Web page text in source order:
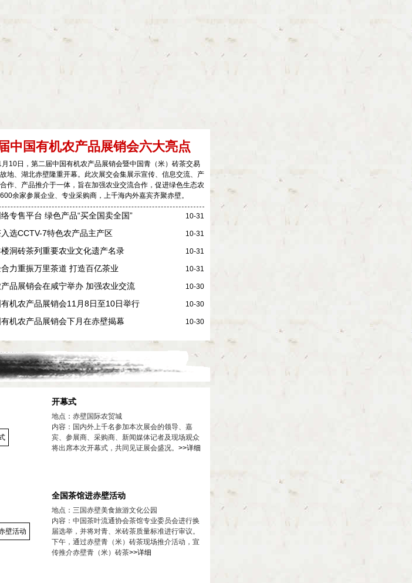
中国有机农产品展销会六大亮点
10日，第二届中国有机农产品展销会暨中国青（米）砖茶交易
地、湖北赤壁隆重开幕。此次展交会集展示宣传、信息交流、产
作、产品推介于一体，旨在加强农业交流合作，促进绿色生态农
余家参展企业、专业采购商，上千海内外嘉宾齐聚赤壁。
专售平台 绿色产品“买全国卖全国” 10-31
选CCTV-7特色农产品主产区 10-31
洞砖茶列重要农业文化遗产名录 10-31
力重振万里茶道 打造百亿茶业 10-31
品展销会在咸宁举办 加强农业交流 10-30
机农产品展销会11月8日至10日举行 10-30
机农产品展销会下月在赤壁揭幕 10-30
开幕式
地点：赤壁国际农贸城
内容：国内外上千名参加本次展会的领导、嘉
宾、参展商、采购商、新闻媒体记者及现场观众
将出席本次开幕式，共同见证展会盛况。 >>详细
全国茶馆进赤壁活动
地点：三国赤壁美食旅游文化公园
内容：中国茶叶流通协会茶馆专业委员会进行换
届选举，并将对青、米砖茶质量标准进行审议。
下午，通过赤壁青（米）砖茶现场推介活动，宣
传推介赤壁青（米）砖茶>>详细